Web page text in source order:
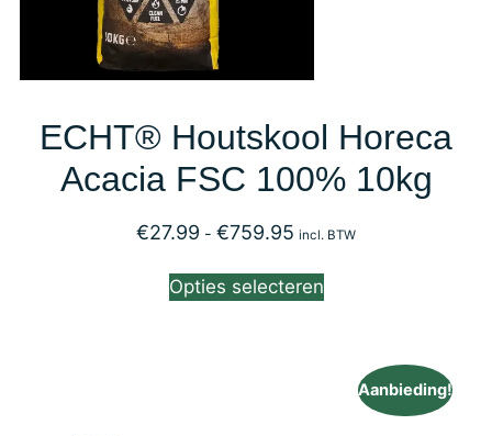
ECHT® Houtskool Horeca
Acacia FSC 100% 10kg
€27.99 - €759.95 incl. BTW
Opties selecteren
Aanbieding!